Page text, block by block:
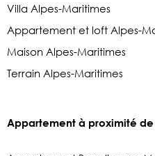
Villa Alpes-Maritimes
Appartement et loft Alpes-
Maison Alpes-Maritimes
Terrain Alpes-Maritimes
Appartement à proximité